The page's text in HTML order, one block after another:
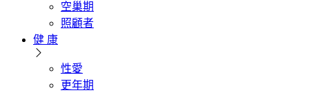
空巢期
照顧者
健 康
性愛
更年期